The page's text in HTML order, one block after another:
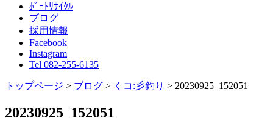
ﾎﾞｰﾄﾘｻｲｸﾙ
ブログ
採用情報
Facebook
Instagram
Tel 082-255-6135
トップページ > ブログ > くコ:彡釣り > 20230925_152051
20230925_152051